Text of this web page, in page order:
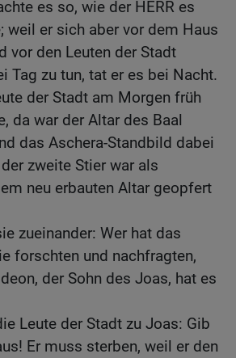
es so, wie der HERR es
weil er sich aber vor dem Haus
vor den Leuten der Stadt
Tag zu tun, tat er es bei Nacht.
der Stadt am Morgen früh
da war der Altar des Baal
das Aschera-Standbild dabei
zweite Stier war als
neu erbauten Altar geopfert
zueinander: Wer hat das
forschten und nachfragten,
der Sohn des Joas, hat es
Leute der Stadt zu Joas: Gib
Er muss sterben, weil er den